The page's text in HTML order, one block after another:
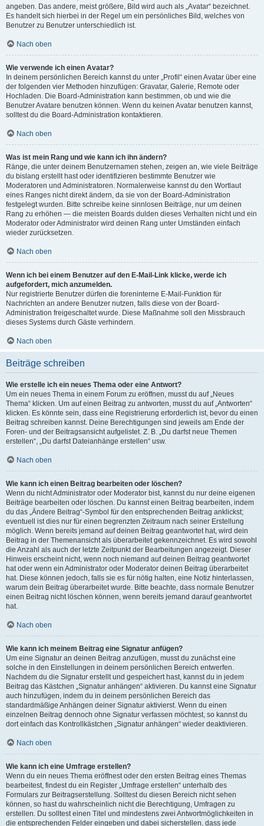
angeben. Das andere, meist größere, Bild wird auch als „Avatar“ bezeichnet.
Es handelt sich hierbei in der Regel um ein persönliches Bild, welches von
Benutzer zu Benutzer unterschiedlich ist.
Nach oben
Wie verwende ich einen Avatar?
In deinem persönlichen Bereich kannst du unter „Profil“ einen Avatar über eine
der folgenden vier Methoden hinzufügen: Gravatar, Galerie, Remote oder
Hochladen. Die Board-Administration kann bestimmen, ob und wie die
Benutzer Avatare benutzen können. Wenn du keinen Avatar benutzen kannst,
solltest du die Board-Administration kontaktieren.
Nach oben
Was ist mein Rang und wie kann ich ihn ändern?
Ränge, die unter deinem Benutzernamen stehen, zeigen an, wie viele Beiträge
du bislang erstellt hast oder identifizieren bestimmte Benutzer wie
Moderatoren und Administratoren. Normalerweise kannst du den Wortlaut
eines Ranges nicht direkt ändern, da sie von der Board-Administration
festgelegt wurden. Bitte schreibe keine sinnlosen Beiträge, nur um deinen
Rang zu erhöhen — die meisten Boards dulden dieses Verhalten nicht und ein
Moderator oder Administrator wird deinen Rang unter Umständen einfach
wieder zurücksetzen.
Nach oben
Wenn ich bei einem Benutzer auf den E-Mail-Link klicke, werde ich
aufgefordert, mich anzumelden.
Nur registrierte Benutzer dürfen die foreninterne E-Mail-Funktion für
Nachrichten an andere Benutzer nutzen, falls diese von der Board-
Administration freigeschaltet wurde. Diese Maßnahme soll den Missbrauch
dieses Systems durch Gäste verhindern.
Nach oben
Beiträge schreiben
Wie erstelle ich ein neues Thema oder eine Antwort?
Um ein neues Thema in einem Forum zu eröffnen, musst du auf „Neues
Thema“ klicken. Um auf einen Beitrag zu antworten, musst du auf „Antworten“
klicken. Es könnte sein, dass eine Registrierung erforderlich ist, bevor du einen
Beitrag schreiben kannst. Deine Berechtigungen sind jeweils am Ende der
Foren- und der Beitragsansicht aufgelistet. Z. B. „Du darfst neue Themen
erstellen“, „Du darfst Dateianhänge erstellen“ usw.
Nach oben
Wie kann ich einen Beitrag bearbeiten oder löschen?
Wenn du nicht Administrator oder Moderator bist, kannst du nur deine eigenen
Beiträge bearbeiten oder löschen. Du kannst einen Beitrag bearbeiten, indem
du das „Ändere Beitrag“-Symbol für den entsprechenden Beitrag anklickst;
eventuell ist dies nur für einen begrenzten Zeitraum nach seiner Erstellung
möglich. Wenn bereits jemand auf deinen Beitrag geantwortet hat, wird dein
Beitrag in der Themenansicht als überarbeitet gekennzeichnet. Es wird sowohl
die Anzahl als auch der letzte Zeitpunkt der Bearbeitungen angezeigt. Dieser
Hinweis erscheint nicht, wenn noch niemand auf deinen Beitrag geantwortet
hat oder wenn ein Administrator oder Moderator deinen Beitrag überarbeitet
hat. Diese können jedoch, falls sie es für nötig halten, eine Notiz hinterlassen,
warum dein Beitrag überarbeitet wurde. Bitte beachte, dass normale Benutzer
einen Beitrag nicht löschen können, wenn bereits jemand darauf geantwortet
hat.
Nach oben
Wie kann ich meinem Beitrag eine Signatur anfügen?
Um eine Signatur an deinen Beitrag anzufügen, musst du zunächst eine
solche in den Einstellungen in deinem persönlichen Bereich entwerfen.
Nachdem du die Signatur erstellt und gespeichert hast, kannst du in jedem
Beitrag das Kästchen „Signatur anhängen“ aktivieren. Du kannst eine Signatur
auch hinzufügen, indem du in deinem persönlichen Bereich das
standardmäßige Anhängen deiner Signatur aktivierst. Wenn du einen
einzelnen Beitrag dennoch ohne Signatur verfassen möchtest, so kannst du
dort einfach das Kontrollkästchen „Signatur anhängen“ wieder deaktivieren.
Nach oben
Wie kann ich eine Umfrage erstellen?
Wenn du ein neues Thema eröffnest oder den ersten Beitrag eines Themas
bearbeitest, findest du ein Register „Umfrage erstellen“ unterhalb des
Formulars zur Beitragserstellung. Solltest du diesen Bereich nicht sehen
können, so hast du wahrscheinlich nicht die Berechtigung, Umfragen zu
erstellen. Du solltest einen Titel und mindestens zwei Antwortmöglichkeiten in
die entsprechenden Felder eingeben und dabei sicherstellen, dass jede